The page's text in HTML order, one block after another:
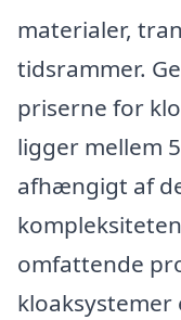
materialer,
tidsrammer.
priserne for
ligger mellem
afhængigt af
omfattende